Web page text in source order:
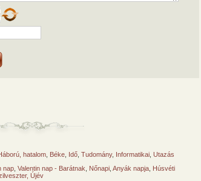
hatalom Béke Idő Tudomány, Informatikai Utazás
nap Valentin nap - Barátnak Nőnapi Anyák napja Húsvéti
Újév